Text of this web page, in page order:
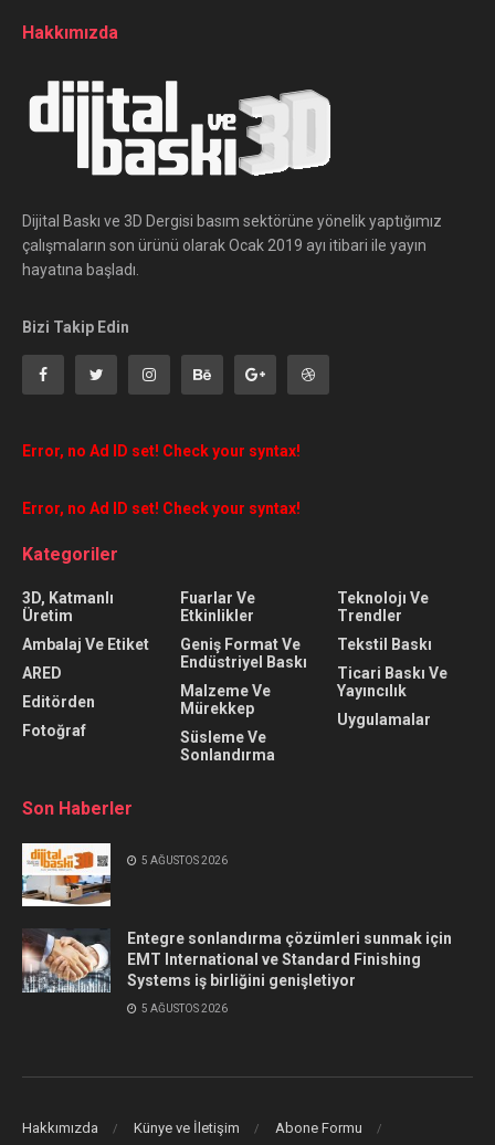
Hakkımızda
Dijital Baskı ve 3D Dergisi basım sektörüne yönelik yaptığımız
çalışmaların son ürünü olarak Ocak 2019 ayı itibari ile yayın
hayatına başladı.
Bizi Takip Edin
Error, no Ad ID set! Check your syntax!
Error, no Ad ID set! Check your syntax!
Kategoriler
3D, Katmanlı
Üretim
Ambalaj Ve Etiket
ARED
Editörden
Fotoğraf
Fuarlar Ve
Etkinlikler
Geniş Format Ve
Endüstriyel Baskı
Malzeme Ve
Mürekkep
Süsleme Ve
Sonlandırma
Teknolojı Ve
Trendler
Tekstil Baskı
Ticari Baskı Ve
Yayıncılık
Uygulamalar
Son Haberler
5 AĞUSTOS 2026
Entegre sonlandırma çözümleri sunmak için
EMT International ve Standard Finishing
Systems iş birliğini genişletiyor
5 AĞUSTOS 2026
Hakkımızda Künye ve İletişim
Abone Formu